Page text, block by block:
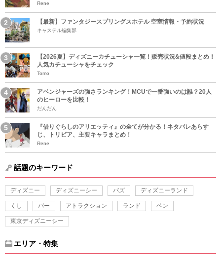
Rene
【最新】ファンタジースプリングスホテル 空室情報・予約状況
キャステル編集部
【2026夏】ディズニーカチューシャ一覧！販売状況&値段まとめ！
人気カチューシャをチェック
Tomo
アベンジャーズの強さランキング！MCUで一番強いのは誰？20人
のヒーローを比較！
だんだん
『借りぐらしのアリエッティ』の全てが分かる！ネタバレあらす
じ、トリビア、主要キャラまとめ！
Rene
話題のキーワード
ディズニー ディズニーシー バズ ディズニーランド
くし バー アトラクション ランド ペン
東京ディズニーシー
エリア・特集